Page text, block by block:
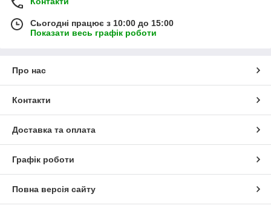
Сьогодні працює з 10:00 до 15:00
Показати весь графік роботи
Про нас
Контакти
Доставка та оплата
Графік роботи
Повна версія сайту